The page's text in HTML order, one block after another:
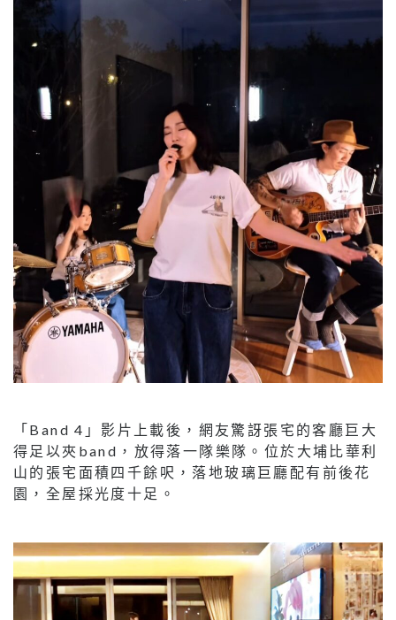
「Band 4」影片上載後，網友驚訝張宅的客廳巨大
得足以夾band，放得落一隊樂隊。位於大埔比華利
山的張宅面積四千餘呎，落地玻璃巨廳配有前後花
園，全屋採光度十足。